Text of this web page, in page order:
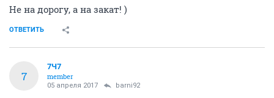
Не на дорогу, а на закат! )
ОТВЕТИТЬ
7
7Ч7
member
05 апреля 2017 barni92